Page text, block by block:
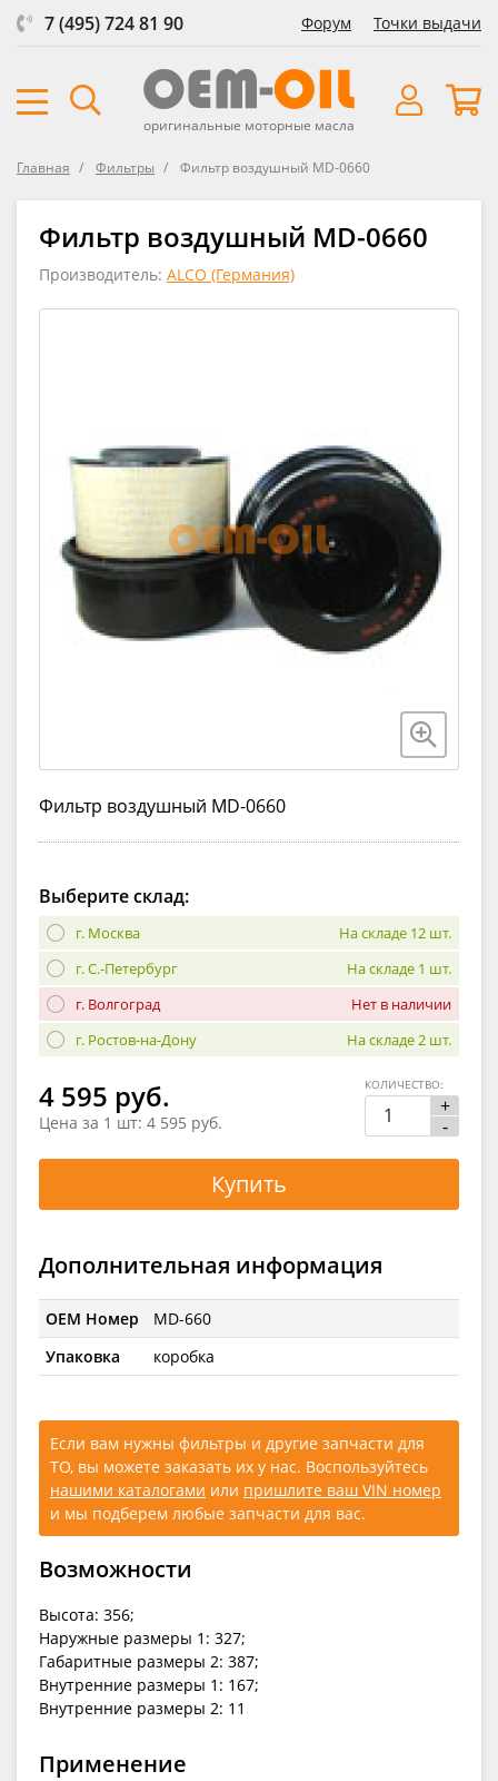
7 (495) 724 81 90 Форум Точки выдачи
оригинальные моторные масла
Главная Фильтры Фильтр воздушный MD-0660
Фильтр воздушный MD-0660
Производитель: ALCO (Германия)
Фильтр воздушный MD-0660
Выберите склад:
г. Москва
На складе 12 шт.
г. С.-Петербург
На складе 1 шт.
г. Волгоград
Нет в наличии
г. Ростов-на-Дону
На складе 2 шт.
4 595 руб.
Цена за 1 шт: 4 595 руб.
+
-
КОЛИЧЕСТВО:
Купить
Дополнительная информация
OEM Номер
MD-660
Упаковка
коробка
Если вам нужны фильтры и другие запчасти для
ТО, вы можете заказать их у нас. Воспользуйтесь
нашими каталогами или пришлите ваш VIN номер
и мы подберем любые запчасти для вас.
Возможности
Высота: 356;
Наружные размеры 1: 327;
Габаритные размеры 2: 387;
Внутренние размеры 1: 167;
Внутренние размеры 2: 11
Применение